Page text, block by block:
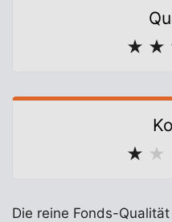
★ ★
★ ★
Die reine Fonds-